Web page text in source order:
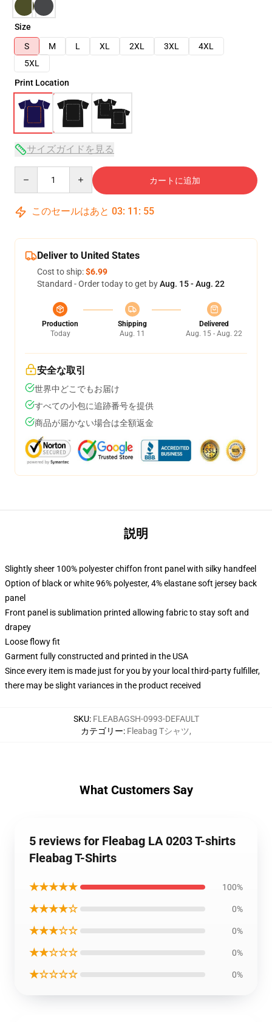
Size
S
M L XL 2XL 3XL
4XL
5XL
Print Location
サイズガイドを見る
カートに追加
このセールはあと 03: 11 : 54
Deliver to United States
Cost to ship:$6.99
Standard - Order today to get byAug. 15 - Aug. 22
Production
Today
Shipping
Aug. 11
Delivered
Aug. 15 - Aug. 22
安全な取引
世界中どこでもお届け
すべての小包に追跡番号を提供
商品が届かない場合は全額返金
説明
Slightly sheer 100% polyester chiffon front panel with silky handfeel
Option of black or white 96% polyester, 4% elastane soft jersey back
panel
Front panel is sublimation printed allowing fabric to stay soft and
drapey
Loose flowy fit
Garment fully constructed and printed in the USA
Since every item is made just for you by your local third-party fulfiller,
there may be slight variances in the product received
SKU: FLEABAGSH-0993-DEFAULT
カテゴリー: Fleabag Tシャツ,
What Customers Say
5 reviews for Fleabag LA 0203 T-shirts
Fleabag T-Shirts
★★★★★ 100%
★★★★☆ 0%
★★★☆☆ 0%
★★☆☆☆ 0%
★☆☆☆☆ 0%